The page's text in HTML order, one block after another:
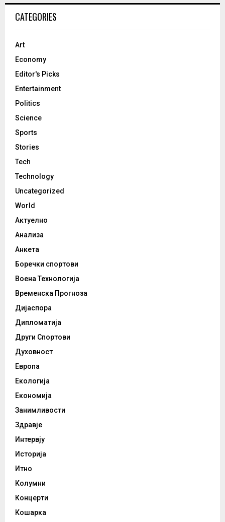
CATEGORIES
Art
Economy
Editor's Picks
Entertainment
Politics
Science
Sports
Stories
Tech
Technology
Uncategorized
World
Актуелно
Анализа
Анкета
Боречки спортови
Воена Технологија
Временска Прогноза
Дијаспора
Дипломатија
Други Спортови
Духовност
Европа
Екологија
Економија
Занимливости
Здравје
Интервју
Историја
Итно
Колумни
Концерти
Кошарка